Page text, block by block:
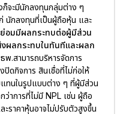
จะมีนักลงทุนกลุ่มต่าง ๆ
นักลงทุนที่เป็นผู้ถือหุ้น และ
อมมีผลกระทบต่อผู้มีส่วน
ผลกระทบในทันทีและผลก
พ.สามารถบริหารจัดการ
ดกิจการ สินเชื่อที่ไม่ก่อให้
ทนในรูปแบบต่าง ๆ ที่ผู้มีส่วน
ว่าการที่ไม่มี NPL เช่น ผู้ถือ
ราคาหุ้นอาจไม่ปรับตัวสูงขึ้น